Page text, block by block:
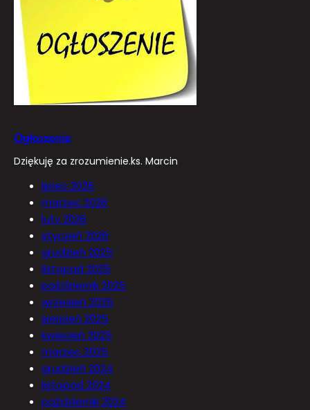
Ogłoszenie
Dziękuję za zrozumienie.ks. Marcin
lipiec 2026
marzec 2026
luty 2026
styczeń 2026
grudzień 2025
listopad 2025
październik 2025
wrzesień 2025
sierpień 2025
kwiecień 2025
marzec 2025
grudzień 2024
listopad 2024
październik 2024